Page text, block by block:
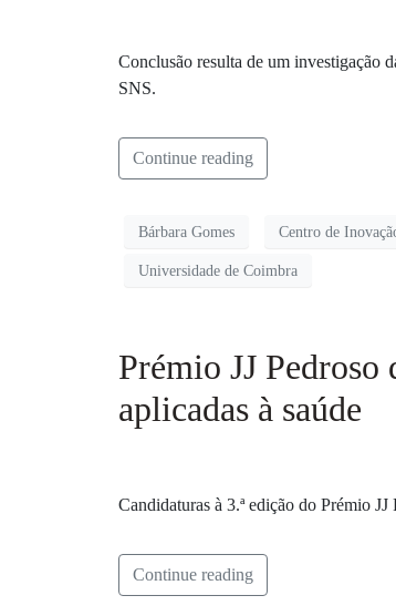
Conclusão resulta de um investigação
SNS.
Continue reading
Bárbara Gomes Centro de
Universidade de Coimbra
Prémio JJ
aplicadas à saúde
Candidaturas à 3.ª edição do Prémio
Continue reading